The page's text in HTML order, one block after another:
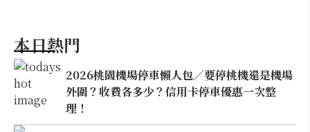
本日熱門
2026桃園機場停車懶人包／要停桃機還是機場
外圍？收費各多少？信用卡停車優惠一次整
理！